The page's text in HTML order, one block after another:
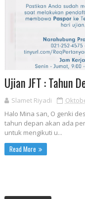
Ujian JFT : Tahun
Slamet Riyadi
Halo Mina san, O genki
tahun depan akan ada
untuk mengikuti u...
Read More